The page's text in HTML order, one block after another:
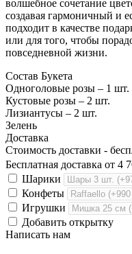
волшебное сочетание
создавая гармоничный и
подходит в качестве
или для того, чтобы
повседневной жизни.
Состав Букета
Одноголовые розы – 1 шт.
Кустовые розы – 2 шт.
Лизиантусы – 2 шт.
Зелень
Доставка
Стоимость доставки -
Бесплатная доставка от 4
Шарики
Конфеты
Игрушки
Добавить открытку
Написать нам